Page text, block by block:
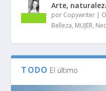
Arte,
por Copywriter |
Belleza, MUJER,
TODO El último